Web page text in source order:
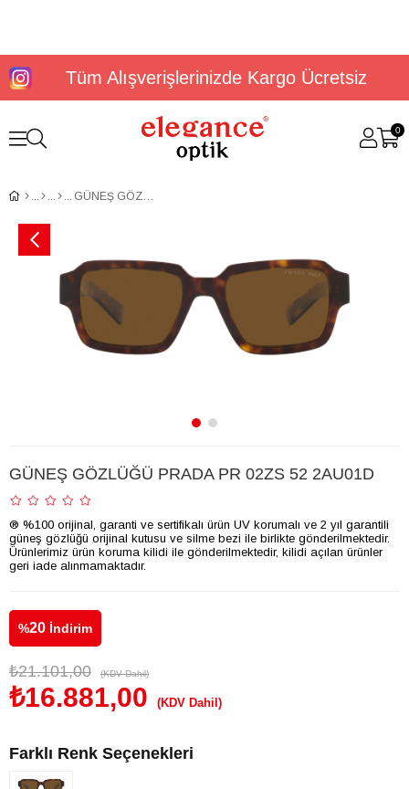
Tüm Alışverişlerinizde Kargo Ücretsiz
0
GÜNEŞ GÖZLÜĞÜ PRADA PR 02ZS 52 2AU01D
GÜNEŞ GÖZLÜĞÜ PRADA PR 02ZS 52 2AU01D
® %100 orijinal, garanti ve sertifikalı ürün UV korumalı ve 2 yıl garantili
güneş gözlüğü orijinal kutusu ve silme bezi ile birlikte gönderilmektedir.
Ürünlerimiz ürün koruma kilidi ile gönderilmektedir, kilidi açılan ürünler
geri iade alınmamaktadır.
%20 İndirim
₺21.101,00 (KDV Dahil)
₺16.881,00 (KDV Dahil)
Farklı Renk Seçenekleri